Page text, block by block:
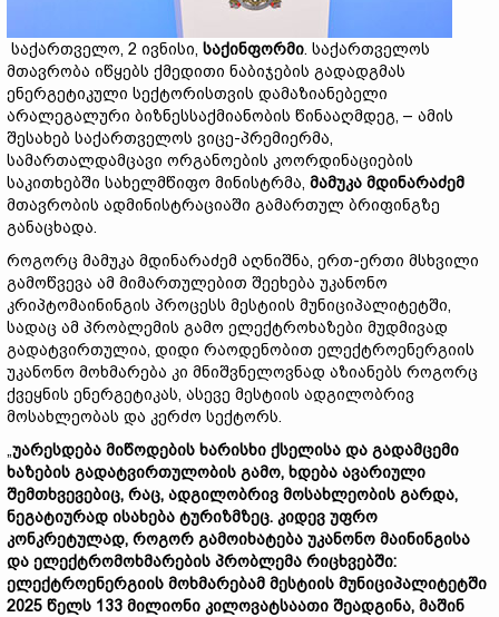
საქართველო, 2 ივნისი, საქინფორმი. საქართველოს
მთავრობა იწყებს ქმედითი ნაბიჯების გადადგმას
ენერგეტიკული სექტორისთვის დამაზიანებელი
არალეგალური ბიზნესსაქმიანობის წინააღმდეგ, – ამის
შესახებ საქართველოს ვიცე-პრემიერმა,
სამართალდამცავი ორგანოების კოორდინაციების
საკითხებში სახელმწიფო მინისტრმა, მამუკა მდინარაძემ
მთავრობის ადმინისტრაციაში გამართულ ბრიფინგზე
განაცხადა.
როგორც მამუკა მდინარაძემ აღნიშნა, ერთ-ერთი მსხვილი
გამოწვევა ამ მიმართულებით შეეხება უკანონო
კრიპტომაინინგის პროცესს მესტიის მუნიციპალიტეტში,
სადაც ამ პრობლემის გამო ელექტროხაზები მუდმივად
გადატვირთულია, დიდი რაოდენობით ელექტროენერგიის
უკანონო მოხმარება კი მნიშვნელოვნად აზიანებს როგორც
ქვეყნის ენერგეტიკას, ასევე მესტიის ადგილობრივ
მოსახლეობას და კერძო სექტორს.
„უარესდება მიწოდების ხარისხი ქსელისა და გადამცემი
ხაზების გადატვირთულობის გამო, ხდება ავარიული
შემთხვევებიც, რაც, ადგილობრივ მოსახლეობის გარდა,
ნეგატიურად ისახება ტურიზმზეც. კიდევ უფრო
კონკრეტულად, როგორ გამოიხატება უკანონო მაინინგისა
და ელექტრომოხმარების პრობლემა რიცხვებში:
ელექტროენერგიის მოხმარებამ მესტიის მუნიციპალიტეტში
2025 წელს 133 მილიონი კილოვატსაათი შეადგინა, მაშინ